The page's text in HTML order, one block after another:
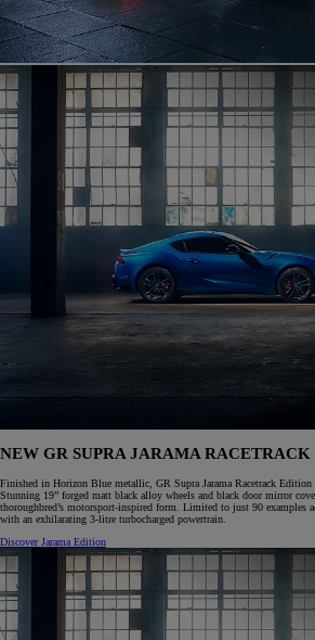
NEW GR SUPRA JARAMA
Finished in Horizon Blue metallic, GR Supra Jarama Racetrack Edition
Stunning 19” forged matt black alloy wheels and black door mirror
thoroughbred’s motorsport-inspired form. Limited to just 90 examples
with an exhilarating 3-litre turbocharged powertrain.
Discover Jarama Edition